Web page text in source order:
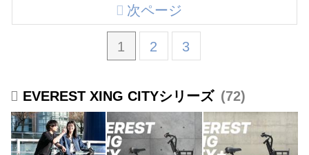
1 2 3
次ページ
EVEREST XING CITYシリーズ 72